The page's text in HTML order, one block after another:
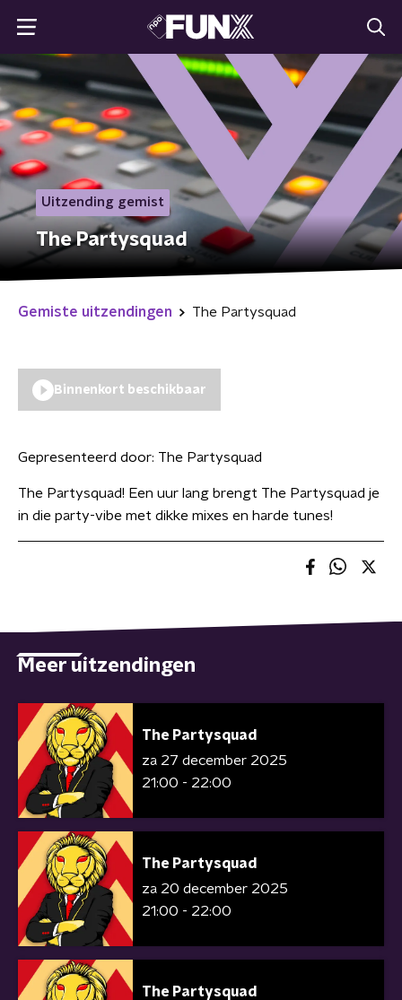
Uitzending gemist
The Partysquad
Gemiste uitzendingen The Partysquad
Binnenkort beschikbaar
Gepresenteerd door: The Partysquad
The Partysquad! Een uur lang brengt The Partysquad je
in die party-vibe met dikke mixes en harde tunes!
Meer uitzendingen
The Partysquad
za 27 december 2025
21:00 - 22:00
The Partysquad
za 20 december 2025
21:00 - 22:00
The Partysquad